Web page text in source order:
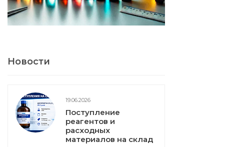
Новости
19.06.2026
Поступление
реагентов и
расходных
материалов на склад